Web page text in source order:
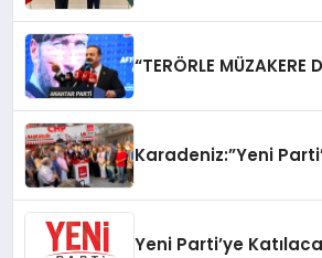
“TERÖRLE MÜZAKERE
Karadeniz:”Yeni
Yeni Parti’ye